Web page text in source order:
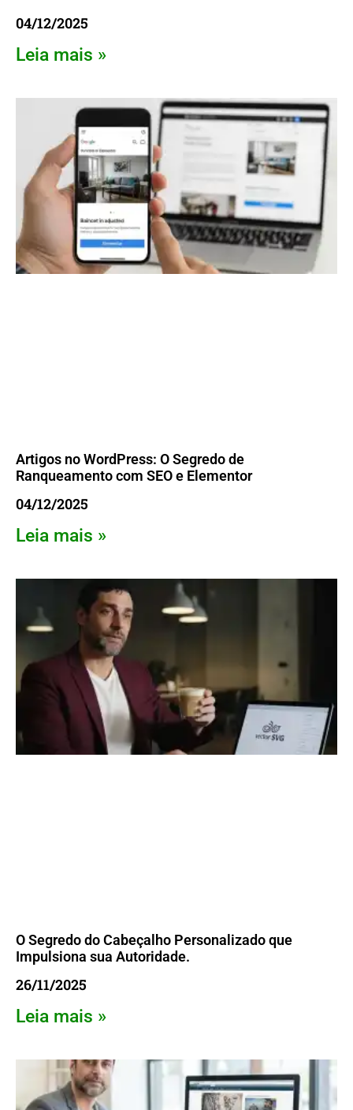
04/12/2025
Leia mais »
Artigos no WordPress: O Segredo de
Ranqueamento com SEO e Elementor
04/12/2025
Leia mais »
O Segredo do Cabeçalho Personalizado que
Impulsiona sua Autoridade.
26/11/2025
Leia mais »